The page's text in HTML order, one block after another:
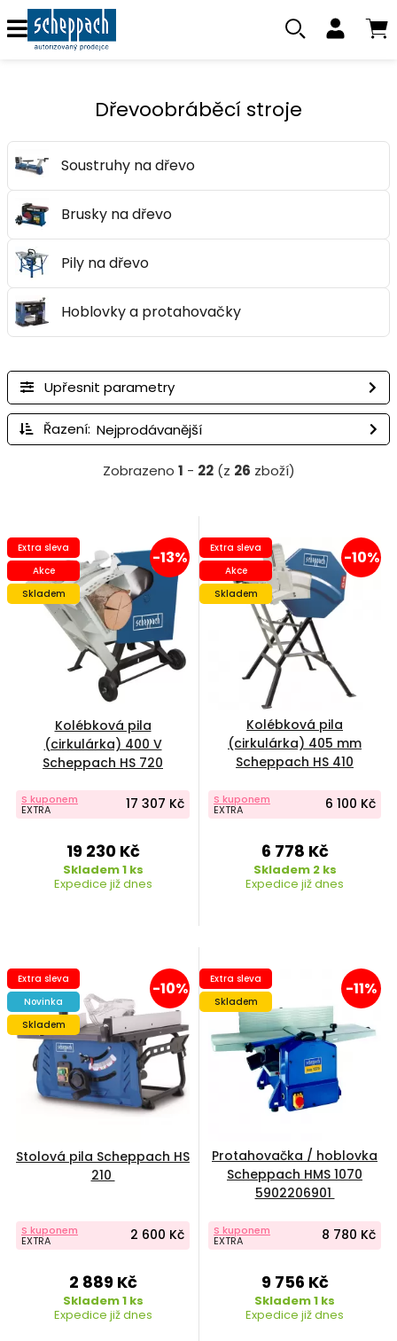
Dřevoobráběcí stroje
Soustruhy na dřevo
Brusky na dřevo
Pily na dřevo
Hoblovky a protahovačky
Upřesnit parametry
Řazení:
Zobrazeno 1 - 22(z 26 zboží)
-13%
Extra sleva
Akce
Skladem
Kolébková pila
(cirkulárka) 400 V
Scheppach HS 720
S kuponem
EXTRA 17 307 Kč
19 230 Kč
Skladem 1 ks
Expedice již dnes
-10%
Extra sleva
Akce
Skladem
Kolébková pila
(cirkulárka) 405 mm
Scheppach HS 410
S kuponem
EXTRA 6 100 Kč
6 778 Kč
Skladem 2 ks
Expedice již dnes
-10%
Extra sleva
Novinka
Skladem
Stolová pila Scheppach HS
210
S kuponem
EXTRA 2 600 Kč
2 889 Kč
Skladem 1 ks
Expedice již dnes
-11%
Extra sleva
Skladem
Protahovačka / hoblovka
Scheppach HMS 1070
5902206901
S kuponem
EXTRA 8 780 Kč
9 756 Kč
Skladem 1 ks
Expedice již dnes